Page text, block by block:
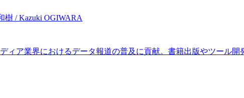
樹 / Kazuki OGIWARA
ディア業界におけるデータ報道の普及に貢献。書籍出版やツール